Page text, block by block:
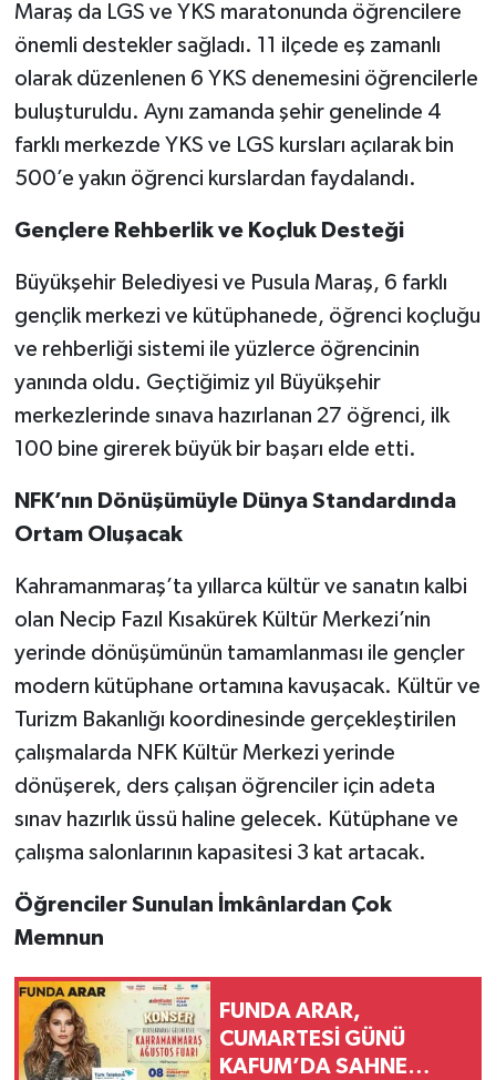
Maraş da LGS ve YKS maratonunda öğrencilere
önemli destekler sağladı. 11 ilçede eş zamanlı
olarak düzenlenen 6 YKS denemesini öğrencilerle
buluşturuldu. Aynı zamanda şehir genelinde 4
farklı merkezde YKS ve LGS kursları açılarak bin
500’e yakın öğrenci kurslardan faydalandı.
Gençlere Rehberlik ve Koçluk Desteği
Büyükşehir Belediyesi ve Pusula Maraş, 6 farklı
gençlik merkezi ve kütüphanede, öğrenci koçluğu
ve rehberliği sistemi ile yüzlerce öğrencinin
yanında oldu. Geçtiğimiz yıl Büyükşehir
merkezlerinde sınava hazırlanan 27 öğrenci, ilk
100 bine girerek büyük bir başarı elde etti.
NFK’nın Dönüşümüyle Dünya Standardında
Ortam Oluşacak
Kahramanmaraş’ta yıllarca kültür ve sanatın kalbi
olan Necip Fazıl Kısakürek Kültür Merkezi’nin
yerinde dönüşümünün tamamlanması ile gençler
modern kütüphane ortamına kavuşacak. Kültür ve
Turizm Bakanlığı koordinesinde gerçekleştirilen
çalışmalarda NFK Kültür Merkezi yerinde
dönüşerek, ders çalışan öğrenciler için adeta
sınav hazırlık üssü haline gelecek. Kütüphane ve
çalışma salonlarının kapasitesi 3 kat artacak.
Öğrenciler Sunulan İmkânlardan Çok
Memnun
FUNDA ARAR,
CUMARTESİ GÜNÜ
KAFUM’DA SAHNE